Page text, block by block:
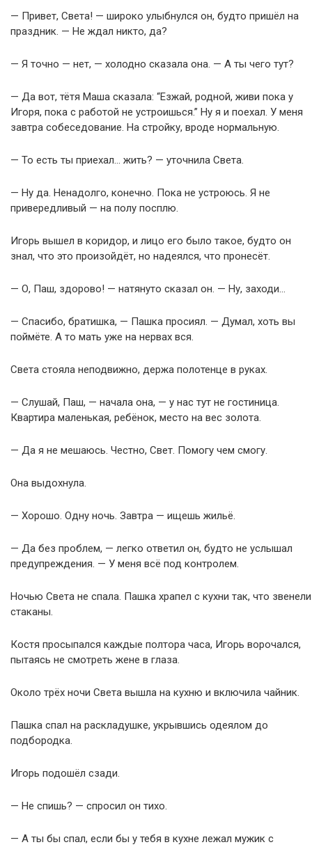
— Привет, Света! — широко улыбнулся он, будто пришёл на
праздник. — Не ждал никто, да?
— Я точно — нет, — холодно сказала она. — А ты чего тут?
— Да вот, тётя Маша сказала: “Езжай, родной, живи пока у
Игоря, пока с работой не устроишься.” Ну я и поехал. У меня
завтра собеседование. На стройку, вроде нормальную.
— То есть ты приехал… жить? — уточнила Света.
— Ну да. Ненадолго, конечно. Пока не устроюсь. Я не
привередливый — на полу посплю.
Игорь вышел в коридор, и лицо его было такое, будто он
знал, что это произойдёт, но надеялся, что пронесёт.
— О, Паш, здорово! — натянуто сказал он. — Ну, заходи…
— Спасибо, братишка, — Пашка просиял. — Думал, хоть вы
поймёте. А то мать уже на нервах вся.
Света стояла неподвижно, держа полотенце в руках.
— Слушай, Паш, — начала она, — у нас тут не гостиница.
Квартира маленькая, ребёнок, место на вес золота.
— Да я не мешаюсь. Честно, Свет. Помогу чем смогу.
Она выдохнула.
— Хорошо. Одну ночь. Завтра — ищешь жильё.
— Да без проблем, — легко ответил он, будто не услышал
предупреждения. — У меня всё под контролем.
Ночью Света не спала. Пашка храпел с кухни так, что звенели
стаканы.
Костя просыпался каждые полтора часа, Игорь ворочался,
пытаясь не смотреть жене в глаза.
Около трёх ночи Света вышла на кухню и включила чайник.
Пашка спал на раскладушке, укрывшись одеялом до
подбородка.
Игорь подошёл сзади.
— Не спишь? — спросил он тихо.
— А ты бы спал, если бы у тебя в кухне лежал мужик с